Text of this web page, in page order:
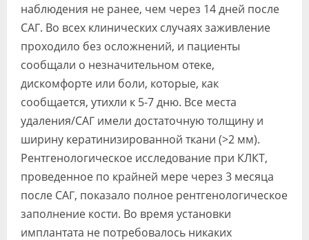
наблюдения не ранее, чем через 14 дней после
САГ. Во всех клинических случаях заживление
проходило без осложнений, и пациенты
сообщали о незначительном отеке,
дискомфорте или боли, которые, как
сообщается, утихли к 5-7 дню. Все места
удаления/САГ имели достаточную толщину и
ширину кератинизированной ткани (>2 мм).
Рентгенологическое исследование при КЛКТ,
проведенное по крайней мере через 3 месяца
после САГ, показало полное рентгенологическое
заполнение кости. Во время установки
имплантата не потребовалось никаких